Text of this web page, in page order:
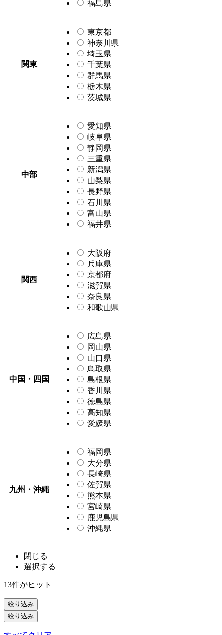
福島県
関東
東京都
神奈川県
埼玉県
千葉県
群馬県
栃木県
茨城県
中部
愛知県
岐阜県
静岡県
三重県
新潟県
山梨県
長野県
石川県
富山県
福井県
関西
大阪府
兵庫県
京都府
滋賀県
奈良県
和歌山県
中国・四国
広島県
岡山県
山口県
鳥取県
島根県
香川県
徳島県
高知県
愛媛県
九州・沖縄
福岡県
大分県
長崎県
佐賀県
熊本県
宮崎県
鹿児島県
沖縄県
閉じる
選択する
13件がヒット
絞り込み
絞り込み